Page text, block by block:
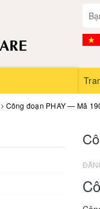
Công đoạn PHAY — Mã